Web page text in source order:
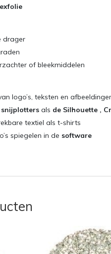
drager
of bleekmiddelen
logo’s, teksten en
snijplotters als de Silhouette ,
textiel als t-shirts
spiegelen in de software